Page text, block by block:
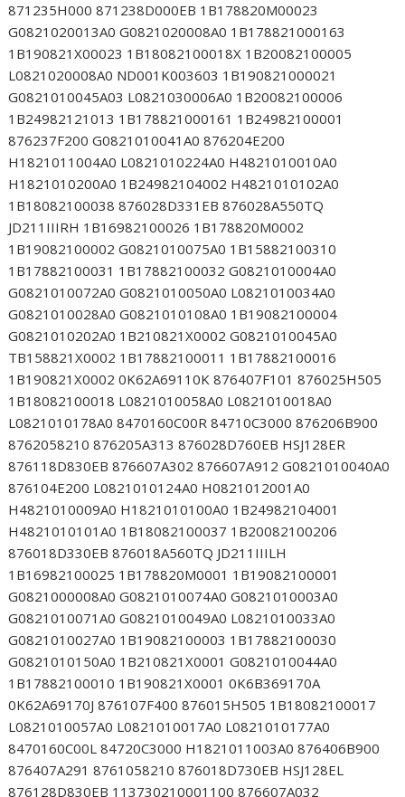
871235H000 871238D000EB 1B178820M00023
G0821020013A0 G0821020008A0 1B178821000163
1B190821X00023 1B18082100018X 1B20082100005
L0821020008A0 ND001K003603 1B190821000021
G0821010045A03 L0821030006A0 1B20082100006
1B24982121013 1B178821000161 1B24982100001
876237F200 G0821010041A0 876204E200
H1821011004A0 L0821010224A0 H4821010010A0
H1821010200A0 1B24982104002 H4821010102A0
1B18082100038 876028D331EB 876028A550TQ
JD211IIIRH 1B16982100026 1B178820M0002
1B19082100002 G0821010075A0 1B15882100310
1B17882100031 1B17882100032 G0821010004A0
G0821010072A0 G0821010050A0 L0821010034A0
G0821010028A0 G0821010108A0 1B19082100004
G0821010202A0 1B210821X0002 G0821010045A0
TB158821X0002 1B17882100011 1B17882100016
1B190821X0002 0K62A69110K 876407F101 876025H505
1B18082100018 L0821010058A0 L0821010018A0
L0821010178A0 8470160C00R 84710C3000 876206B900
8762058210 876205A313 876028D760EB HSJ128ER
876118D830EB 876607A302 876607A912 G0821010040A0
876104E200 L0821010124A0 H0821012001A0
H4821010009A0 H1821010100A0 1B24982104001
H4821010101A0 1B18082100037 1B20082100206
876018D330EB 876018A560TQ JD211IIILH
1B16982100025 1B178820M0001 1B19082100001
G0821000008A0 G0821010074A0 G0821010003A0
G0821010071A0 G0821010049A0 L0821010033A0
G0821010027A0 1B19082100003 1B17882100030
G0821010150A0 1B210821X0001 G0821010044A0
1B17882100010 1B190821X0001 0K6B369170A
0K62A69170J 876107F400 876015H505 1B18082100017
L0821010057A0 L0821010017A0 L0821010177A0
8470160C00L 84720C3000 H1821011003A0 876406B900
876407A291 8761058210 876018D730EB HSJ128EL
876128D830EB 113730210001100 876607A032